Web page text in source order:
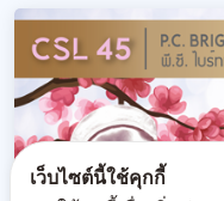
เว็บไซต์นี้ใช้คุกกี้